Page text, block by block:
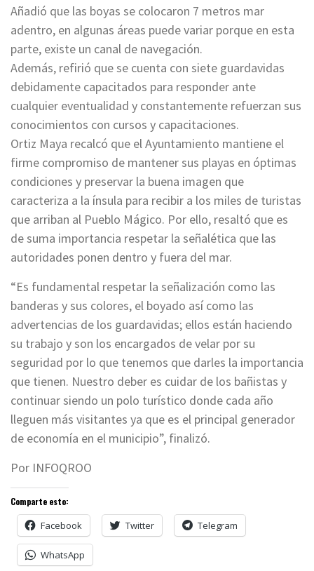
Añadió que las boyas se colocaron 7 metros mar
adentro, en algunas áreas puede variar porque en esta
parte, existe un canal de navegación.
Además, refirió que se cuenta con siete guardavidas
debidamente capacitados para responder ante
cualquier eventualidad y constantemente refuerzan sus
conocimientos con cursos y capacitaciones.
Ortiz Maya recalcó que el Ayuntamiento mantiene el
firme compromiso de mantener sus playas en óptimas
condiciones y preservar la buena imagen que
caracteriza a la ínsula para recibir a los miles de turistas
que arriban al Pueblo Mágico. Por ello, resaltó que es
de suma importancia respetar la señalética que las
autoridades ponen dentro y fuera del mar.
“Es fundamental respetar la señalización como las
banderas y sus colores, el boyado así como las
advertencias de los guardavidas; ellos están haciendo
su trabajo y son los encargados de velar por su
seguridad por lo que tenemos que darles la importancia
que tienen. Nuestro deber es cuidar de los bañistas y
continuar siendo un polo turístico donde cada año
lleguen más visitantes ya que es el principal generador
de economía en el municipio”, finalizó.
Por INFOQROO
Comparte esto:
Facebook Twitter Telegram
WhatsApp